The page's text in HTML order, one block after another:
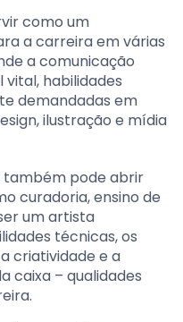
como um
a carreira em várias
a comunicação
habilidades
demandadas em
ilustração e mídia
também pode abrir
curadoria, ensino de
um artista
técnicas, os
criatividade e a
caixa – qualidades